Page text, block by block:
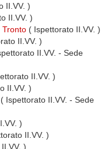
II.VV. )
II.VV. )
Tronto ( Ispettorato II.VV. )
II.VV. )
II.VV. - Sede
II.VV. )
II.VV. )
( Ispettorato II.VV. - Sede
)
II.VV. )
)